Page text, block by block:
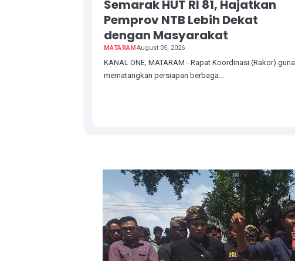
Semarak HUT RI 81, Hajatkan
Pemprov NTB Lebih Dekat
dengan Masyarakat
MATARAMAugust 05, 2026
KANAL ONE, MATARAM - Rapat Koordinasi (Rakor) guna
mematangkan persiapan berbaga...